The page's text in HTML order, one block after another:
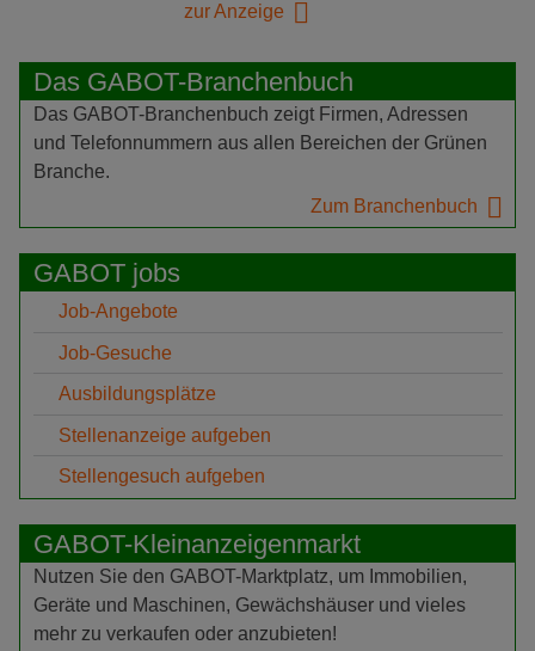
zur Anzeige
Das GABOT-Branchenbuch
Das GABOT-Branchenbuch zeigt Firmen, Adressen
und Telefonnummern aus allen Bereichen der Grünen
Branche.
Zum Branchenbuch
GABOT jobs
Job-Angebote
Job-Gesuche
Ausbildungsplätze
Stellenanzeige aufgeben
Stellengesuch aufgeben
GABOT-Kleinanzeigenmarkt
Nutzen Sie den GABOT-Marktplatz, um Immobilien,
Geräte und Maschinen, Gewächshäuser und vieles
mehr zu verkaufen oder anzubieten!